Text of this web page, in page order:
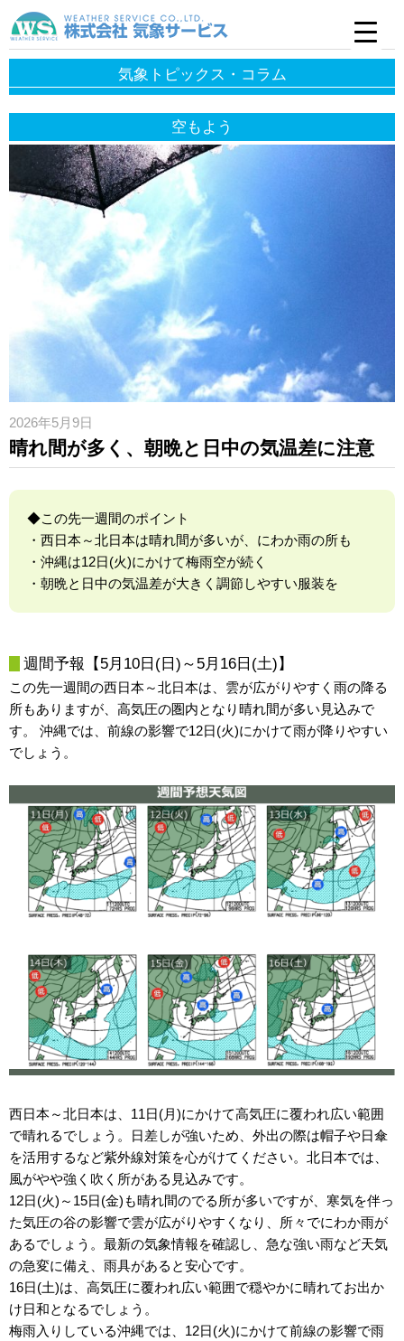
気象トピックス・コラム
空もよう
2026年5月9日
晴れ間が多く、朝晩と日中の気温差に注意
◆この先一週間のポイント
・西日本～北日本は晴れ間が多いが、にわか雨の所も
・沖縄は12日(火)にかけて梅雨空が続く
・朝晩と日中の気温差が大きく調節しやすい服装を
週間予報【5月10日(日)～5月16日(土)】
この先一週間の西日本～北日本は、雲が広がりやすく雨の降る
所もありますが、高気圧の圏内となり晴れ間が多い見込みで
す。 沖縄では、前線の影響で12日(火)にかけて雨が降りやすい
でしょう。
西日本～北日本は、11日(月)にかけて高気圧に覆われ広い範囲
で晴れるでしょう。日差しが強いため、外出の際は帽子や日傘
を活用するなど紫外線対策を心がけてください。北日本では、
風がやや強く吹く所がある見込みです。
12日(火)～15日(金)も晴れ間のでる所が多いですが、寒気を伴っ
た気圧の谷の影響で雲が広がりやすくなり、所々でにわか雨が
あるでしょう。最新の気象情報を確認し、急な強い雨など天気
の急変に備え、雨具があると安心です。
16日(土)は、高気圧に覆われ広い範囲で穏やかに晴れてお出か
け日和となるでしょう。
梅雨入りしている沖縄では、12日(火)にかけて前線の影響で雨